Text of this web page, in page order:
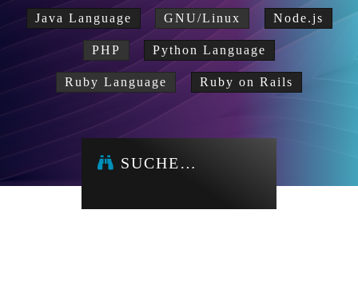
Java Language GNU/Linux Node.js
PHP Python Language
Ruby Language Ruby on Rails
SUCHE…